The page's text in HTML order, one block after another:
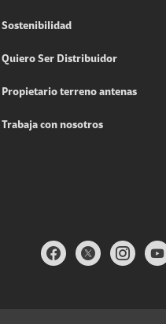
Sostenibilidad
Quiero Ser Distribuidor
Propietario terreno antenas
Trabaja con nosotros